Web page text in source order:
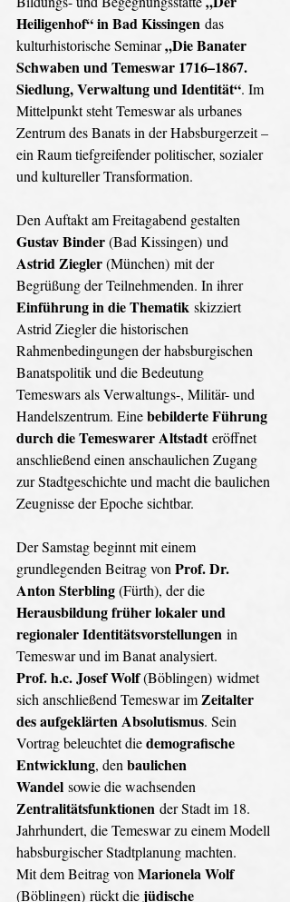
Heiligenhof“ in Bad Kissingen das
kulturhistorische Seminar „Die Banater
Schwaben und Temeswar 1716–1867.
Siedlung, Verwaltung und Identität“. Im
Mittelpunkt steht Temeswar als urbanes
Zentrum des Banats in der Habsburgerzeit –
ein Raum tiefgreifender politischer, sozialer
und kultureller Transformation.
Den Auftakt am Freitagabend gestalten
Gustav Binder (Bad Kissingen) und
Astrid Ziegler (München) mit der
Begrüßung der Teilnehmenden. In ihrer
Einführung in die Thematik skizziert
Astrid Ziegler die historischen
Rahmenbedingungen der habsburgischen
Banatspolitik und die Bedeutung
Temeswars als Verwaltungs-, Militär- und
Handelszentrum. Eine bebilderte Führung
durch die Temeswarer Altstadt eröffnet
anschließend einen anschaulichen Zugang
zur Stadtgeschichte und macht die baulichen
Zeugnisse der Epoche sichtbar.
Der Samstag beginnt mit einem
grundlegenden Beitrag von Prof. Dr.
Anton Sterbling (Fürth), der die
Herausbildung früher lokaler und
regionaler Identitätsvorstellungen in
Temeswar und im Banat analysiert.
Prof. h.c. Josef Wolf (Böblingen) widmet
sich anschließend Temeswar im Zeitalter
des aufgeklärten Absolutismus. Sein
Vortrag beleuchtet die demografische
Entwicklung, den baulichen
Wandel sowie die wachsenden
Zentralitätsfunktionen der Stadt im 18.
Jahrhundert, die Temeswar zu einem Modell
habsburgischer Stadtplanung machten.
Mit dem Beitrag von Marionela Wolf
(Böblingen) rückt die jüdische